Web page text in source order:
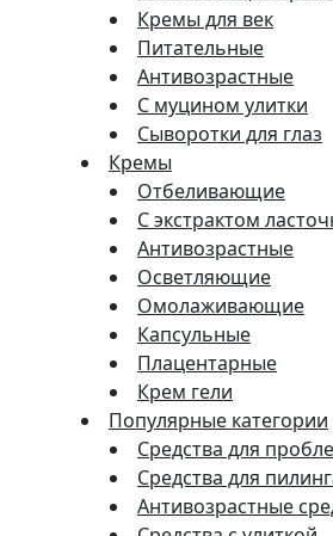
Кремы для век
Питательные
Антивозрастные
С муцином улитки
Сыворотки для глаз
Кремы
Отбеливающие
С экстрактом
Антивозрастные
Осветляющие
Омолаживающие
Капсульные
Плацентарные
Крем гели
Популярные категории
Средства для
Средства для
Антивозрастные